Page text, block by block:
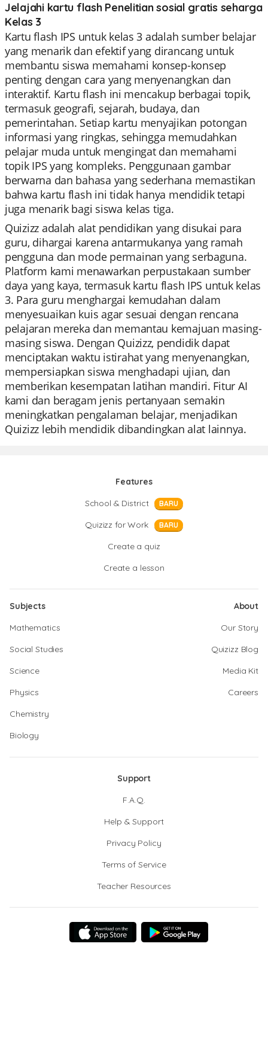
Jelajahi kartu flash Penelitian sosial gratis seharga
Kelas 3
Kartu flash IPS untuk kelas 3 adalah sumber belajar
yang menarik dan efektif yang dirancang untuk
membantu siswa memahami konsep-konsep
penting dengan cara yang menyenangkan dan
interaktif. Kartu flash ini mencakup berbagai topik,
termasuk geografi, sejarah, budaya, dan
pemerintahan. Setiap kartu menyajikan potongan
informasi yang ringkas, sehingga memudahkan
pelajar muda untuk mengingat dan memahami
topik IPS yang kompleks. Penggunaan gambar
berwarna dan bahasa yang sederhana memastikan
bahwa kartu flash ini tidak hanya mendidik tetapi
juga menarik bagi siswa kelas tiga.
Quizizz adalah alat pendidikan yang disukai para
guru, dihargai karena antarmukanya yang ramah
pengguna dan mode permainan yang serbaguna.
Platform kami menawarkan perpustakaan sumber
daya yang kaya, termasuk kartu flash IPS untuk kelas
3. Para guru menghargai kemudahan dalam
menyesuaikan kuis agar sesuai dengan rencana
pelajaran mereka dan memantau kemajuan masing-
masing siswa. Dengan Quizizz, pendidik dapat
menciptakan waktu istirahat yang menyenangkan,
mempersiapkan siswa menghadapi ujian, dan
memberikan kesempatan latihan mandiri. Fitur AI
kami dan beragam jenis pertanyaan semakin
meningkatkan pengalaman belajar, menjadikan
Quizizz lebih mendidik dibandingkan alat lainnya.
Features
School & District
BARU
Quizizz for Work BARU
Create a quiz
Create a lesson
Subjects
Mathematics
Social Studies
Science
Physics
Chemistry
Biology
About
Our Story
Quizizz Blog
Media Kit
Careers
Support
F.A.Q.
Help & Support
Privacy Policy
Terms of Service
Teacher Resources